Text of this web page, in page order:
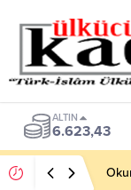
ALTIN
6.623,43